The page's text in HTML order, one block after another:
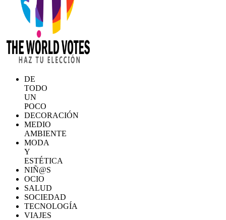
DE
TODO
UN
POCO
DECORACIÓN
MEDIO
AMBIENTE
MODA
Y
ESTÉTICA
NIÑ@S
OCIO
SALUD
SOCIEDAD
TECNOLOGÍA
VIAJES